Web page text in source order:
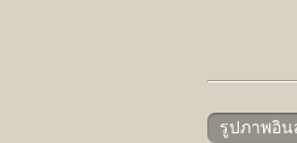
รูปภาพอิ